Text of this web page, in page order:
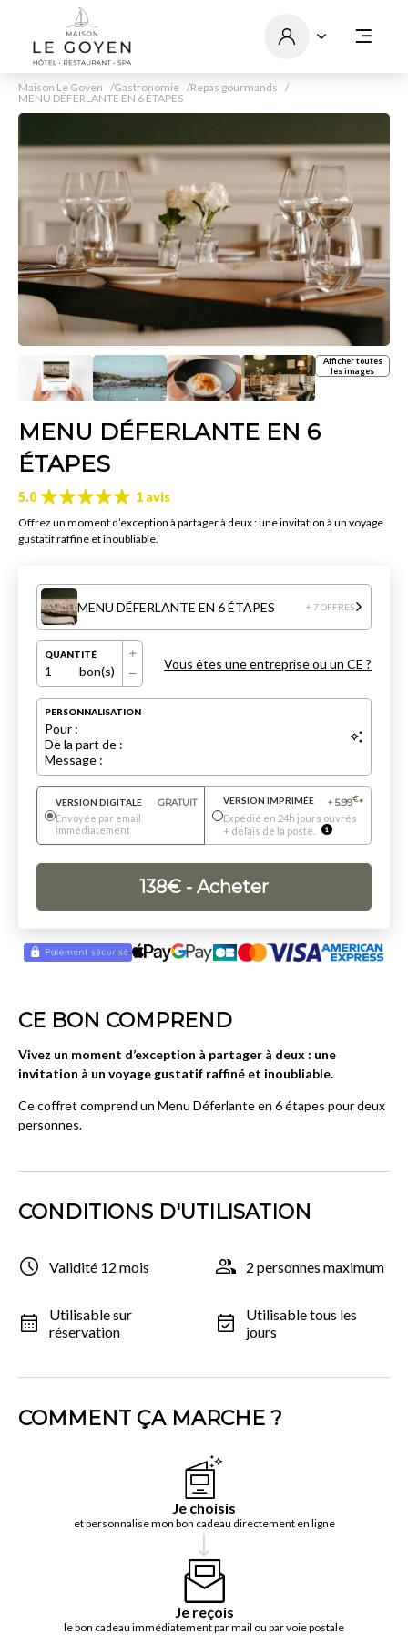
Maison Le Goyen Gastronomie
Repas gourmands
MENU DÉFERLANTE EN 6 ÉTAPES
Afficher toutes
les images
MENU DÉFERLANTE EN 6
ÉTAPES
5.0 1 avis
Offrez un moment d’exception à partager à deux : une invitation à un voyage
gustatif raffiné et inoubliable.
MENU DÉFERLANTE EN 6 ÉTAPES + 7 OFFRES
QUANTITÉ
1 bon(s) Vous êtes une entreprise ou un CE ?
PERSONNALISATION
Pour :
De la part de :
Message :
VERSION DIGITALE
GRATUIT
Envoyée par email
immédiatement
VERSION IMPRIMÉE + 5.99€*
Expédié en 24h jours ouvrés
+ délais de la poste.
138€ - Acheter
CE BON COMPREND
Vivez un moment d’exception à partager à deux : une
invitation à un voyage gustatif raffiné et inoubliable.
Ce coffret comprend un Menu Déferlante en 6 étapes pour deux
personnes.
CONDITIONS D'UTILISATION
Validité 12 mois 2 personnes maximum
Utilisable sur
réservation
Utilisable tous les
jours
COMMENT ÇA MARCHE ?
Je choisis
et personnalise mon bon cadeau directement en ligne
Je reçois
le bon cadeau immédiatement par mail ou par voie postale